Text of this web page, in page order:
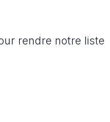
rendre notre liste